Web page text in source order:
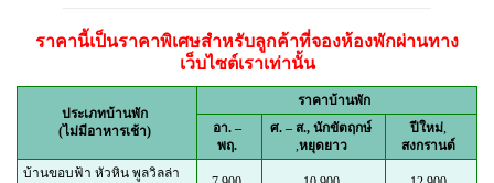
ราคานี้เป็นราคาพิเศษสำหรับลูกค้าที่จองห้องพักผ่านทาง
เว็บไซต์เราเท่านั้น
ประเภทบ้านพัก
(ไม่มีอาหารเช้า)
ราคาบ้านพัก
อา. –
พฤ.
ศ. – ส., นักขัตฤกษ์
,หยุดยาว
ปีใหม่,
สงกรานต์
บ้านขอบฟ้า หัวหิน พูลวิลล่า